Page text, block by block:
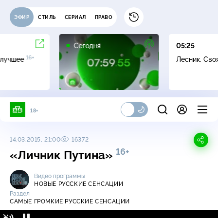
ЭФИР СТИЛЬ СЕРИАЛ ПРАВО
16+
Сегодня
05:25
Лесник.
18+
14.03.2015, 21:00 16372
«Личник Путина» 16+
Видео программы
НОВЫЕ РУССКИЕ СЕНСАЦИИ
Раздел
САМЫЕ ГРОМКИЕ РУССКИЕ СЕНСАЦИИ